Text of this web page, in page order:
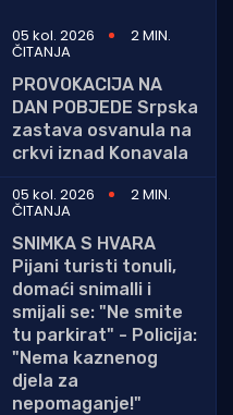
05 kol. 2026 2 MIN.
ČITANJA
PROVOKACIJA NA
DAN POBJEDE Srpska
zastava osvanula na
crkvi iznad Konavala
05 kol. 2026
2 MIN.
ČITANJA
SNIMKA S HVARA
Pijani turisti tonuli,
domaći snimalli i
smijali se: "Ne smite
tu parkirat" - Policija:
"Nema kaznenog
djela za
nepomaganje!"